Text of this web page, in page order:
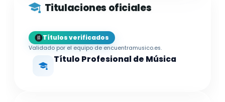
Titulaciones oficiales
Títulos verificados
Validado por el equipo de encuentramusico.es.
Título Profesional de Música